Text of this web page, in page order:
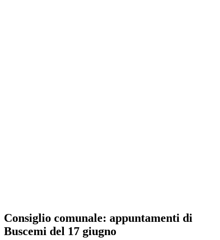
Consiglio comunale: appuntamenti di
Buscemi del 17 giugno